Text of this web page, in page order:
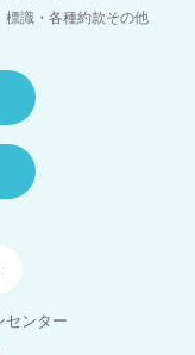
標識・各種約款その他
センター